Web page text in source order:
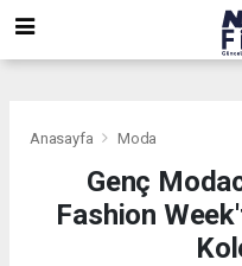
Anasayfa Moda
Genç
Fashion